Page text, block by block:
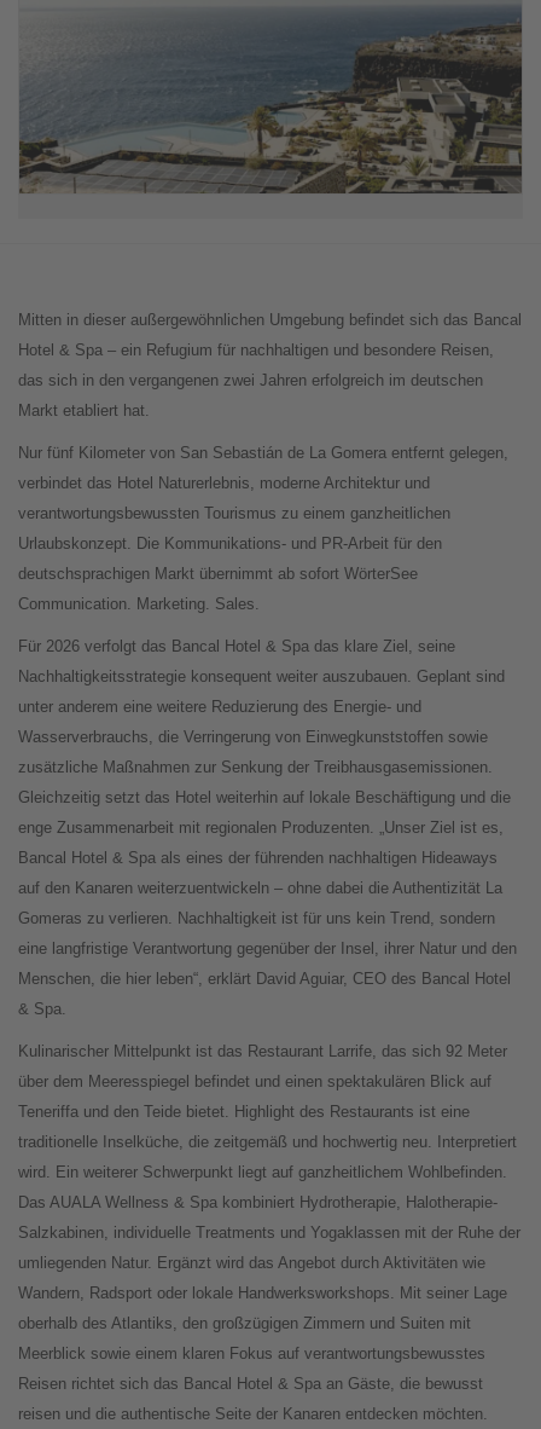
Mitten in dieser außergewöhnlichen Umgebung befindet sich das Bancal
Hotel & Spa – ein Refugium für nachhaltigen und besondere Reisen,
das sich in den vergangenen zwei Jahren erfolgreich im deutschen
Markt etabliert hat.
Nur fünf Kilometer von San Sebastián de La Gomera entfernt gelegen,
verbindet das Hotel Naturerlebnis, moderne Architektur und
verantwortungsbewussten Tourismus zu einem ganzheitlichen
Urlaubskonzept. Die Kommunikations- und PR-Arbeit für den
deutschsprachigen Markt übernimmt ab sofort WörterSee
Communication. Marketing. Sales.
Für 2026 verfolgt das Bancal Hotel & Spa das klare Ziel, seine
Nachhaltigkeitsstrategie konsequent weiter auszubauen. Geplant sind
unter anderem eine weitere Reduzierung des Energie- und
Wasserverbrauchs, die Verringerung von Einwegkunststoffen sowie
zusätzliche Maßnahmen zur Senkung der Treibhausgasemissionen.
Gleichzeitig setzt das Hotel weiterhin auf lokale Beschäftigung und die
enge Zusammenarbeit mit regionalen Produzenten. „Unser Ziel ist es,
Bancal Hotel & Spa als eines der führenden nachhaltigen Hideaways
auf den Kanaren weiterzuentwickeln – ohne dabei die Authentizität La
Gomeras zu verlieren. Nachhaltigkeit ist für uns kein Trend, sondern
eine langfristige Verantwortung gegenüber der Insel, ihrer Natur und den
Menschen, die hier leben“, erklärt David Aguiar, CEO des Bancal Hotel
& Spa.
Kulinarischer Mittelpunkt ist das Restaurant Larrife, das sich 92 Meter
über dem Meeresspiegel befindet und einen spektakulären Blick auf
Teneriffa und den Teide bietet. Highlight des Restaurants ist eine
traditionelle Inselküche, die zeitgemäß und hochwertig neu. Interpretiert
wird. Ein weiterer Schwerpunkt liegt auf ganzheitlichem Wohlbefinden.
Das AUALA Wellness & Spa kombiniert Hydrotherapie, Halotherapie-
Salzkabinen, individuelle Treatments und Yogaklassen mit der Ruhe der
umliegenden Natur. Ergänzt wird das Angebot durch Aktivitäten wie
Wandern, Radsport oder lokale Handwerksworkshops. Mit seiner Lage
oberhalb des Atlantiks, den großzügigen Zimmern und Suiten mit
Meerblick sowie einem klaren Fokus auf verantwortungsbewusstes
Reisen richtet sich das Bancal Hotel & Spa an Gäste, die bewusst
reisen und die authentische Seite der Kanaren entdecken möchten.